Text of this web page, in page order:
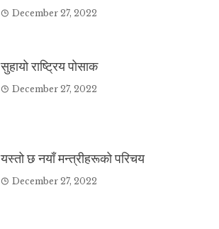
December 27, 2022
सुहायो राष्ट्रिय पोसाक
December 27, 2022
यस्तो छ नयाँ मन्त्रीहरूको परिचय
December 27, 2022